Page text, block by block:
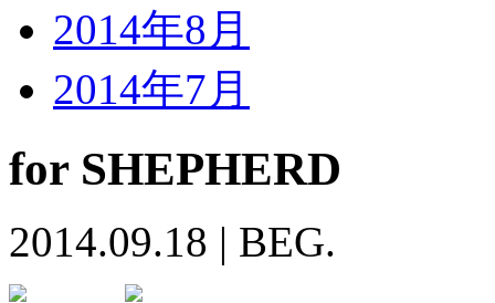
2014年8月
2014年7月
for SHEPHERD
2014.09.18 | BEG.